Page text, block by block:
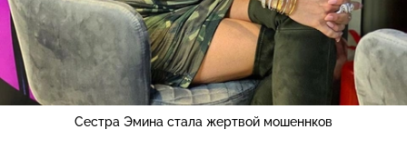
Сестра Эмина стала жертвой мошеннков